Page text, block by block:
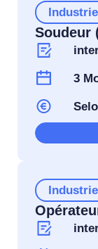
Industrie
Soudeur
3
Industrie